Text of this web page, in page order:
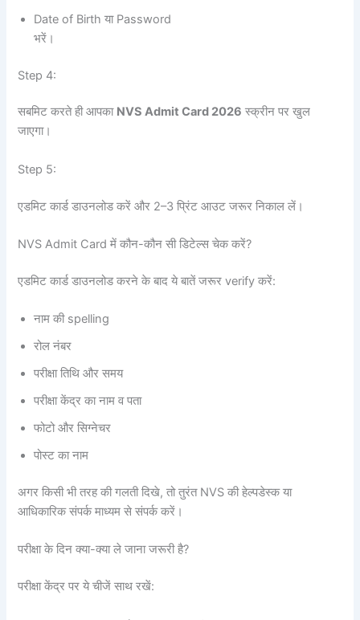
Date of Birth या Password
भरें।
Step 4:
सबमिट करते ही आपका NVS Admit Card 2026 स्क्रीन पर खुल
जाएगा।
Step 5:
एडमिट कार्ड डाउनलोड करें और 2–3 प्रिंट आउट जरूर निकाल लें।
NVS Admit Card में कौन-कौन सी डिटेल्स चेक करें?
एडमिट कार्ड डाउनलोड करने के बाद ये बातें जरूर verify करें:
नाम की spelling
रोल नंबर
परीक्षा तिथि और समय
परीक्षा केंद्र का नाम व पता
फोटो और सिग्नेचर
पोस्ट का नाम
अगर किसी भी तरह की गलती दिखे, तो तुरंत NVS की हेल्पडेस्क या
आधिकारिक संपर्क माध्यम से संपर्क करें।
परीक्षा के दिन क्या-क्या ले जाना जरूरी है?
परीक्षा केंद्र पर ये चीजें साथ रखें: